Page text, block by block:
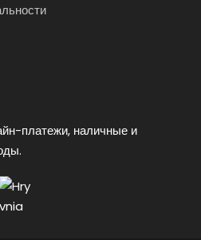
платежи, наличные и